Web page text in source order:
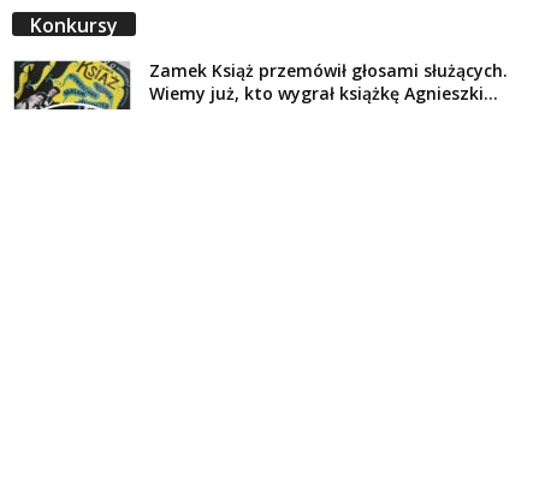
Konkursy
Zamek Książ przemówił głosami służących.
Wiemy już, kto wygrał książkę Agnieszki...